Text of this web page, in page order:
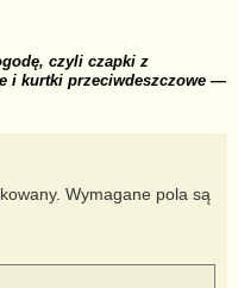
czyli czapki z
i kurtki przeciwdeszczowe—
Wymagane pola są